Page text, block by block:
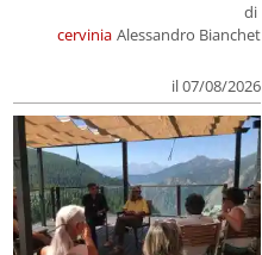
cervinia
di
Alessandro Bianchet
il 07/08/2026